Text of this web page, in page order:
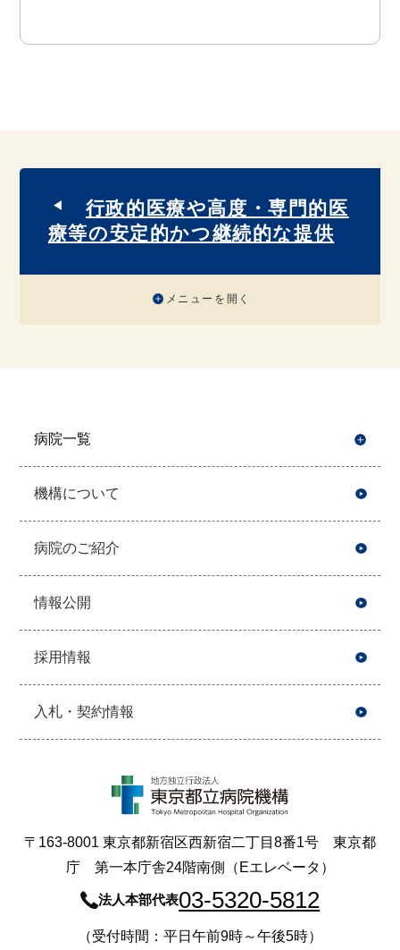
行政的医療や高度・専門的医
療等の安定的かつ継続的な提供
メニューを開く
病院一覧
機構について
病院のご紹介
情報公開
採用情報
入札・契約情報
〒163-8001 東京都新宿区西新宿二丁目8番1号 東京都
庁 第一本庁舎24階南側（Eエレベータ）
法人本部代表03-5320-5812
（受付時間：平日午前9時～午後5時）